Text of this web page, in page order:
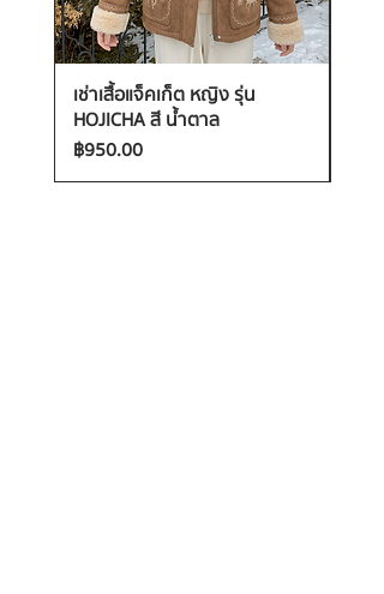
เช่าเสื้อแจ็คเก็ต หญิง รุ่น
HOJICHA สี น้ำตาล
ราคา
฿950.00